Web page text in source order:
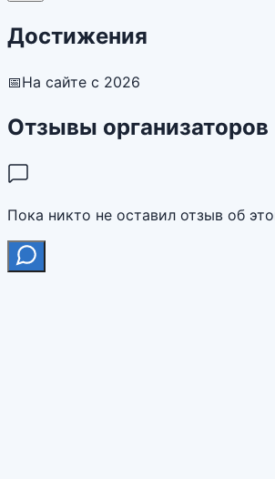
Достижения
📅На сайте с 2026
Отзывы организаторов
Пока никто не оставил отзыв об